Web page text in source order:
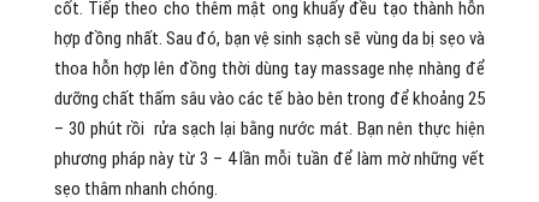
cốt. Tiếp theo cho thêm mật ong khuấy đều tạo thành hỗn
hợp đồng nhất. Sau đó, bạn vệ sinh sạch sẽ vùng da bị sẹo và
thoa hỗn hợp lên đồng thời dùng tay massage nhẹ nhàng để
dưỡng chất thấm sâu vào các tế bào bên trong để khoảng 25
– 30 phút rồi rửa sạch lại bằng nước mát. Bạn nên thực hiện
phương pháp này từ 3 – 4 lần mỗi tuần để làm mờ những vết
sẹo thâm nhanh chóng.